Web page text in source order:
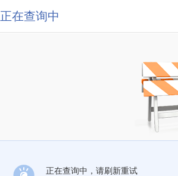
正在查询中
正在查询中，请刷新重试